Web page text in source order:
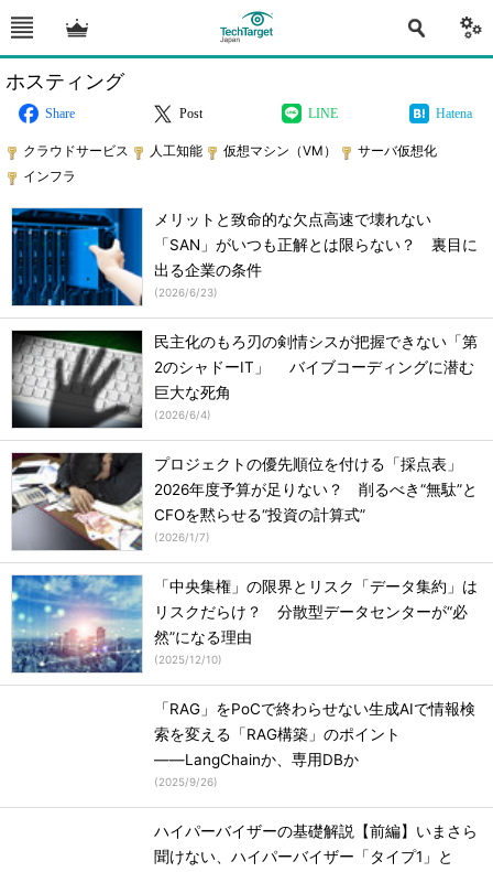
ホスティング
Share Post LINE Hatena
クラウドサービス 人工知能 仮想マシン（VM）
サーバ仮想化
インフラ
メリットと致命的な欠点高速で壊れない
「SAN」がいつも正解とは限らない？ 裏目に
出る企業の条件
(2026/6/23)
民主化のもろ刃の剣情シスが把握できない「第
2のシャドーIT」 バイブコーディングに潜む
巨大な死角
(2026/6/4)
プロジェクトの優先順位を付ける「採点表」
2026年度予算が足りない？ 削るべき“無駄”と
CFOを黙らせる“投資の計算式”
(2026/1/7)
「中央集権」の限界とリスク「データ集約」は
リスクだらけ？ 分散型データセンターが“必
然”になる理由
(2025/12/10)
「RAG」をPoCで終わらせない生成AIで情報検
索を変える「RAG構築」のポイント
――LangChainか、専用DBか
(2025/9/26)
ハイパーバイザーの基礎解説【前編】いまさら
聞けない、ハイパーバイザー「タイプ1」と